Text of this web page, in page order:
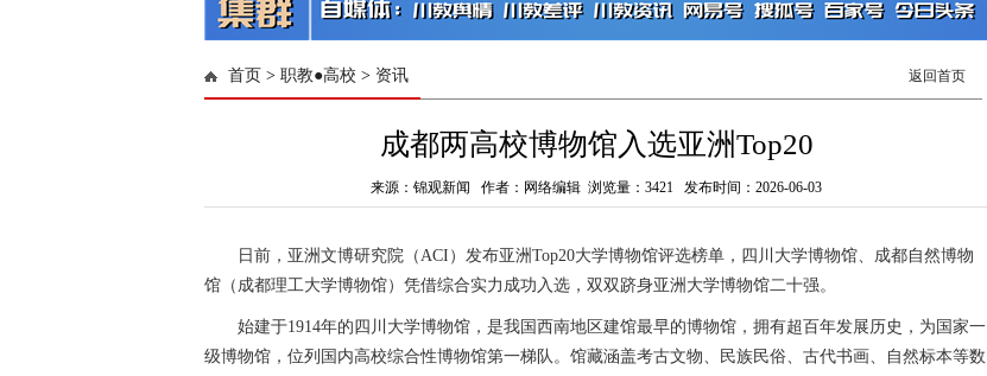
首页 > 职教●高校 > 资讯 返回首页
成都两高校博物馆入选亚洲Top20
来源：锦观新闻 作者：网络编辑 浏览量： 3421 发布时间：2026-06-03
日前，亚洲文博研究院（ACI）发布亚洲Top20大学博物馆评选榜单，四川大学博物馆、成都自然博物
馆（成都理工大学博物馆）凭借综合实力成功入选，双双跻身亚洲大学博物馆二十强。
始建于1914年的四川大学博物馆，是我国西南地区建馆最早的博物馆，拥有超百年发展历史，为国家一
级博物馆，位列国内高校综合性博物馆第一梯队。馆藏涵盖考古文物、民族民俗、古代书画、自然标本等数